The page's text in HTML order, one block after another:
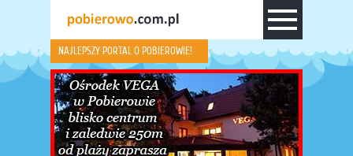
NAJLEPSZY PORTAL O POBIEROWIE!